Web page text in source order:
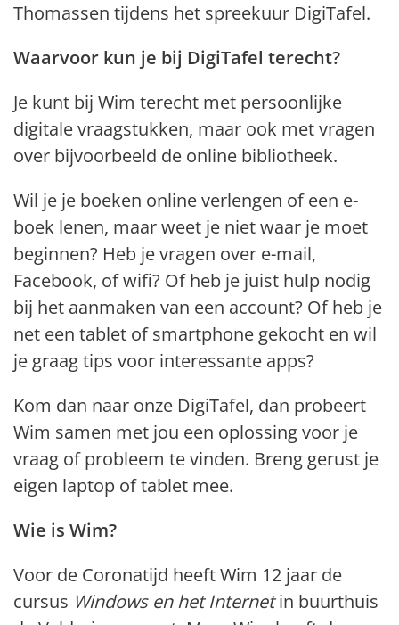
Thomassen tijdens het spreekuur DigiTafel.
Waarvoor kun je bij DigiTafel terecht?
Je kunt bij Wim terecht met persoonlijke
digitale vraagstukken, maar ook met vragen
over bijvoorbeeld de online bibliotheek.
Wil je je boeken online verlengen of een e-
boek lenen, maar weet je niet waar je moet
beginnen? Heb je vragen over e-mail,
Facebook, of wifi? Of heb je juist hulp nodig
bij het aanmaken van een account? Of heb je
net een tablet of smartphone gekocht en wil
je graag tips voor interessante apps?
Kom dan naar onze DigiTafel, dan probeert
Wim samen met jou een oplossing voor je
vraag of probleem te vinden. Breng gerust je
eigen laptop of tablet mee.
Wie is Wim?
Voor de Coronatijd heeft Wim 12 jaar de
cursus Windows en het Internetin buurthuis